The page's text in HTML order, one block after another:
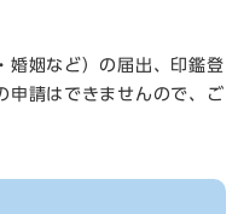
婚姻など）の届出、印鑑登
申請はできませんので、ご